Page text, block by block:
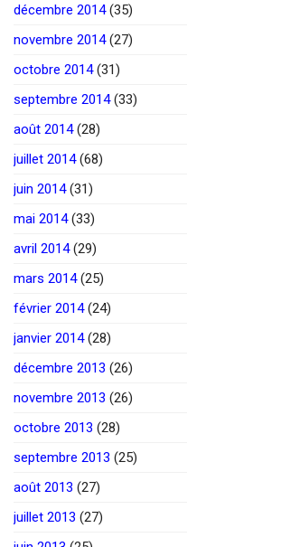
décembre 2014(35)
novembre 2014(27)
octobre 2014(31)
septembre 2014(33)
août 2014(28)
juillet 2014(68)
juin 2014(31)
mai 2014(33)
avril 2014(29)
mars 2014(25)
février 2014(24)
janvier 2014(28)
décembre 2013 (26)
novembre 2013 (26)
octobre 2013 (28)
septembre 2013 (25)
août 2013 (27)
juillet 2013 (27)